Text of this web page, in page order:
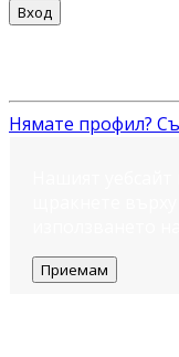
Вход
Нямате профил?
Приемам